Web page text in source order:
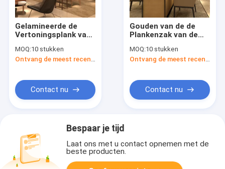
Gelamineerde de
Vertoningsplank van
Opslagmeubilair
MOQ:10 stukken
Contact nu
Gouden van de de
Plankenzak van de
van het de
Winkelmeubilair de
MOQ:10 stukken
Contact nu
Bespaar je tijd
Laat ons met u contact opnemen met de
beste producten.